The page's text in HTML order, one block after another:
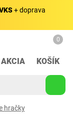
+ doprava
AKCIA
0
KOŠÍK
hračky